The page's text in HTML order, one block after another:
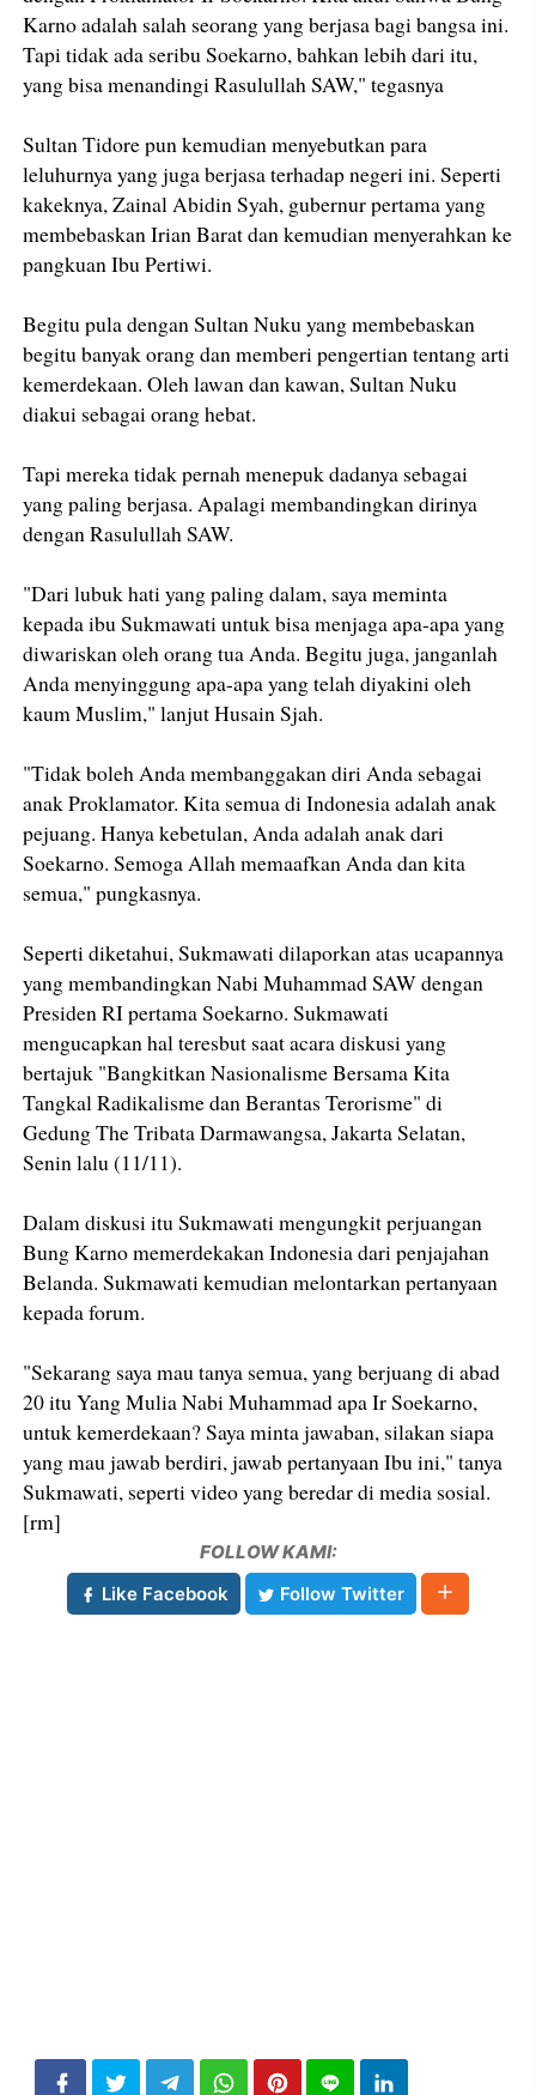
Karno adalah salah seorang yang berjasa bagi bangsa ini.
Tapi tidak ada seribu Soekarno, bahkan lebih dari itu,
yang bisa menandingi Rasulullah SAW," tegasnya
Sultan Tidore pun kemudian menyebutkan para
leluhurnya yang juga berjasa terhadap negeri ini. Seperti
kakeknya, Zainal Abidin Syah, gubernur pertama yang
membebaskan Irian Barat dan kemudian menyerahkan ke
pangkuan Ibu Pertiwi.
Begitu pula dengan Sultan Nuku yang membebaskan
begitu banyak orang dan memberi pengertian tentang arti
kemerdekaan. Oleh lawan dan kawan, Sultan Nuku
diakui sebagai orang hebat.
Tapi mereka tidak pernah menepuk dadanya sebagai
yang paling berjasa. Apalagi membandingkan dirinya
dengan Rasulullah SAW.
"Dari lubuk hati yang paling dalam, saya meminta
kepada ibu Sukmawati untuk bisa menjaga apa-apa yang
diwariskan oleh orang tua Anda. Begitu juga, janganlah
Anda menyinggung apa-apa yang telah diyakini oleh
kaum Muslim," lanjut Husain Sjah.
"Tidak boleh Anda membanggakan diri Anda sebagai
anak Proklamator. Kita semua di Indonesia adalah anak
pejuang. Hanya kebetulan, Anda adalah anak dari
Soekarno. Semoga Allah memaafkan Anda dan kita
semua," pungkasnya.
Seperti diketahui, Sukmawati dilaporkan atas ucapannya
yang membandingkan Nabi Muhammad SAW dengan
Presiden RI pertama Soekarno. Sukmawati
mengucapkan hal teresbut saat acara diskusi yang
bertajuk "Bangkitkan Nasionalisme Bersama Kita
Tangkal Radikalisme dan Berantas Terorisme" di
Gedung The Tribata Darmawangsa, Jakarta Selatan,
Senin lalu (11/11).
Dalam diskusi itu Sukmawati mengungkit perjuangan
Bung Karno memerdekakan Indonesia dari penjajahan
Belanda. Sukmawati kemudian melontarkan pertanyaan
kepada forum.
"Sekarang saya mau tanya semua, yang berjuang di abad
20 itu Yang Mulia Nabi Muhammad apa Ir Soekarno,
untuk kemerdekaan? Saya minta jawaban, silakan siapa
yang mau jawab berdiri, jawab pertanyaan Ibu ini," tanya
Sukmawati, seperti video yang beredar di media sosial.
[rm]
FOLLOW KAMI:
Like Facebook
Follow Twitter